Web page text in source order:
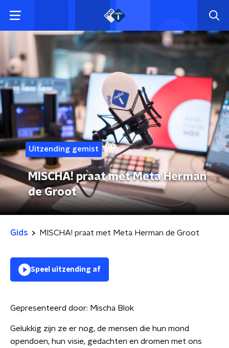
Uitzending gemist
MISCHA! praat met Meta Herman
de Groot
Gids MISCHA! praat met Meta Herman de Groot
Speel uitzending af
Gepresenteerd door: Mischa Blok
Gelukkig zijn ze er nog, de mensen die hun mond
opendoen, hun visie, gedachten en dromen met ons